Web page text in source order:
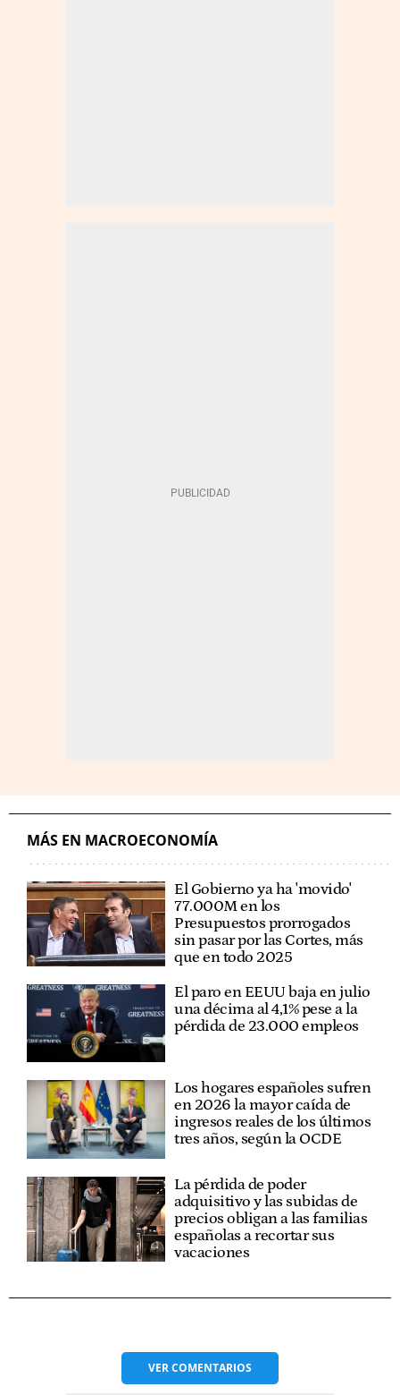
MÁS EN MACROECONOMÍA
El Gobierno ya ha 'movido'
77.000M en los
Presupuestos prorrogados
sin pasar por las Cortes, más
que en todo 2025
El paro en EEUU baja en julio
una décima al 4,1% pese a la
pérdida de 23.000 empleos
Los hogares españoles sufren
en 2026 la mayor caída de
ingresos reales de los últimos
tres años, según la OCDE
La pérdida de poder
adquisitivo y las subidas de
precios obligan a las familias
españolas a recortar sus
vacaciones
VERCOMENTARIOS